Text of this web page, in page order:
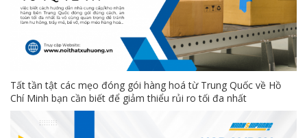
Tất tần tật các mẹo đóng gói hàng hoá từ Trung Quốc về Hồ
Chí Minh bạn cần biết để giảm thiểu rủi ro tối đa nhất